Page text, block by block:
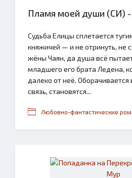
Пламя моей души (СИ) -
Судьба Елицы сплетается
княжичей — и не отринуть, не
жёны Чаян, да душа всё
младшего его брата Ледена,
далеко от неё.
связь, становятся...
Любовно-фантастические